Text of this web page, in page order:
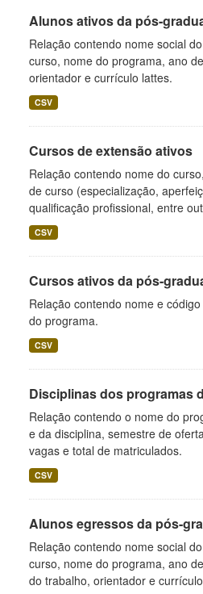
Alunos ativos da pós-
Relação contendo nome social
curso, nome do programa, ano
orientador e currículo lattes.
CSV
Cursos de extensão ativos
Relação contendo nome do
de curso (especialização,
qualificação profissional, entre
CSV
Cursos ativos da pós-
Relação contendo nome e
do programa.
CSV
Disciplinas dos programas
Relação contendo o nome do
e da disciplina, semestre de
vagas e total de matriculados.
CSV
Alunos egressos da pós-
Relação contendo nome social
curso, nome do programa, ano
do trabalho, orientador e